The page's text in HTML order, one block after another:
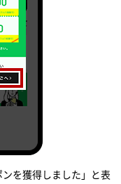
を獲得しました」と表